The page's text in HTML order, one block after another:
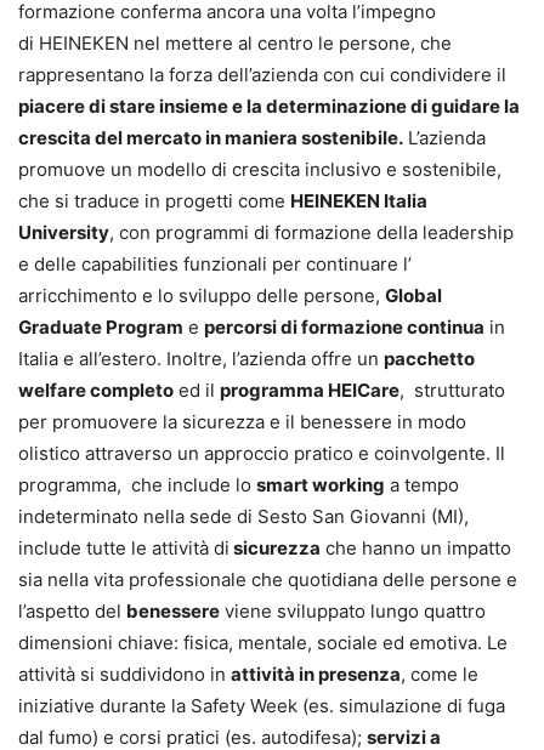
formazione conferma ancora una volta l’impegno
di HEINEKEN nel mettere al centro le persone, che
rappresentano la forza dell’azienda con cui condividere il
piacere di stare insieme e la determinazione di guidare la
crescita del mercato in maniera sostenibile. L’azienda
promuove un modello di crescita inclusivo e sostenibile,
che si traduce in progetti come HEINEKEN Italia
University, con programmi di formazione della leadership
e delle capabilities funzionali per continuare l’
arricchimento e lo sviluppo delle persone, Global
Graduate Program e percorsi di formazione continua in
Italia e all’estero. Inoltre, l’azienda offre un pacchetto
welfare completo ed il programma HEICare, strutturato
per promuovere la sicurezza e il benessere in modo
olistico attraverso un approccio pratico e coinvolgente. Il
programma, che include lo smart working a tempo
indeterminato nella sede di Sesto San Giovanni (MI),
include tutte le attività di sicurezza che hanno un impatto
sia nella vita professionale che quotidiana delle persone e
l’aspetto del benessere viene sviluppato lungo quattro
dimensioni chiave: fisica, mentale, sociale ed emotiva. Le
attività si suddividono in attività in presenza, come le
iniziative durante la Safety Week (es. simulazione di fuga
dal fumo) e corsi pratici (es. autodifesa); servizi a